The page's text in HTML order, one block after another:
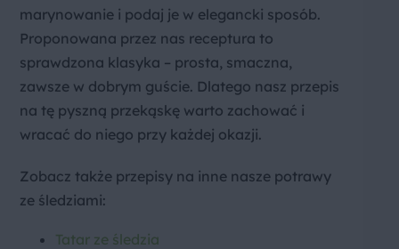
marynowanie i podaj je w elegancki sposób.
Proponowana przez nas receptura to
sprawdzona klasyka – prosta, smaczna,
zawsze w dobrym guście. Dlatego nasz przepis
na tę pyszną przekąskę warto zachować i
wracać do niego przy każdej okazji.
Zobacz także przepisy na inne nasze potrawy
ze śledziami:
Tatar ze śledzia